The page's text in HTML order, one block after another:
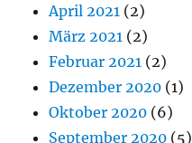
April 2021 (2)
März 2021 (2)
Februar 2021 (2)
Dezember 2020 (1)
Oktober 2020 (6)
September 2020 (5)